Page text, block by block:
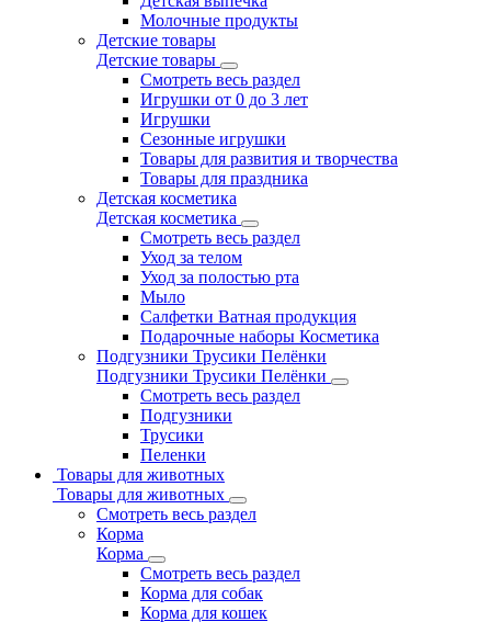
Молочные продукты
Детские товары
Детские товары
Смотреть весь раздел
Игрушки от 0 до 3 лет
Игрушки
Сезонные игрушки
Товары для развития и творчества
Товары для праздника
Детская косметика
Детская косметика
Смотреть весь раздел
Уход за телом
Уход за полостью рта
Мыло
Салфетки Ватная продукция
Подарочные наборы Косметика
Подгузники Трусики Пелёнки
Подгузники Трусики Пелёнки
Смотреть весь раздел
Подгузники
Трусики
Пеленки
Товары для животных
Товары для животных
Смотреть весь раздел
Корма
Корма
Смотреть весь раздел
Корма для собак
Корма для кошек